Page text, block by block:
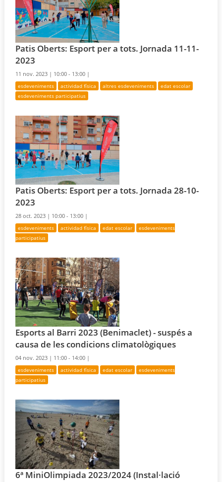
Patis Oberts: Esport per a tots. Jornada 11-11-
2023
11 nov. 2023 | 10:00 - 13:00 |
esdeveniments actividad física altres esdeveniments
edat escolar
esdeveniments participatius
Patis Oberts: Esport per a tots. Jornada 28-10-
2023
28 oct. 2023 | 10:00 - 13:00 |
esdeveniments actividad física edat escolar
esdeveniments
participatius
Esports al Barri 2023 (Benimaclet) - suspés a
causa de les condicions climatològiques
04 nov. 2023 | 11:00 - 14:00 |
esdeveniments actividad física edat escolar
esdeveniments
participatius
6ª MiniOlimpiada 2023/2024 (Instal·lació